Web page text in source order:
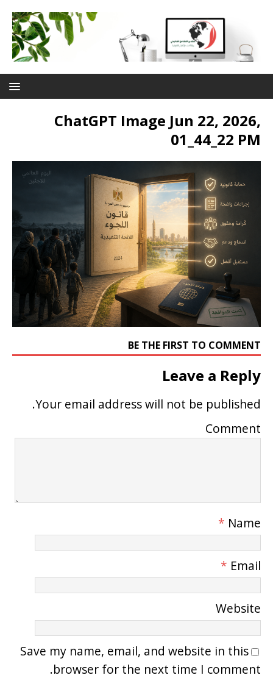
ChatGPT Image Jun 22, 2026,
01_44_22 PM
BE THE FIRST TO COMMENT
Leave a Reply
Your email address will not be published.
Comment
Name
*
Email
*
Website
Save my name, email, and website in this
browser for the next time I comment.